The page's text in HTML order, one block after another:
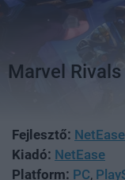
Marvel Rivals
Fejlesztő:
Kiadó: NetEase
Platform: PC,